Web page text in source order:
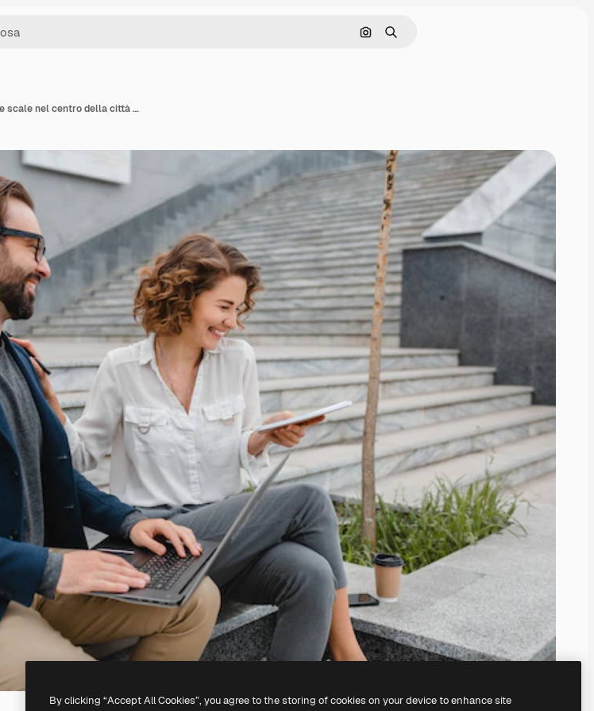
Cerca per immagine
Ricerca
Una coppia attraente di uomo e donna seduti sulle scale nel centro della città urbana
By clicking “Accept All Cookies”, you agree to the storing of cookies on your device to enhance site